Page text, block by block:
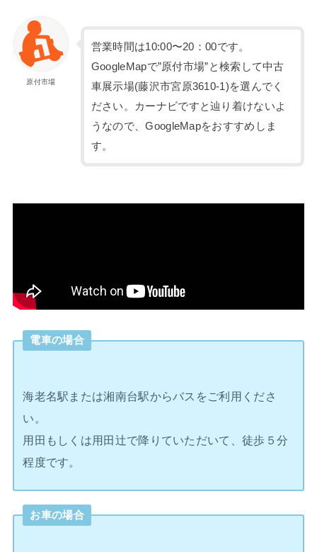
原付市場
営業時間は10:00〜20：00です。
GoogleMapで”原付市場”と検索して中古
車展示場(藤沢市宮原3610-1)を選んでく
ださい。カーナビですと辿り着けないよ
うなので、GoogleMapをおすすめしま
す。
電車の場合
海老名駅または湘南台駅からバスをご利用くださ
い。
用田もしくは用田辻で降りていただいて、徒歩５分
程度です。
お車の場合